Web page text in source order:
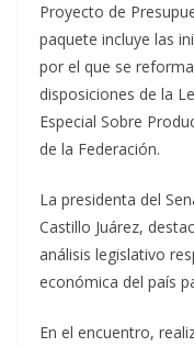
Proyecto de
paquete incluye las
por el que se
disposiciones de la
Especial Sobre
de la Federación.
La presidenta del
Castillo Juárez,
análisis legislativo
económica del país
En el encuentro,